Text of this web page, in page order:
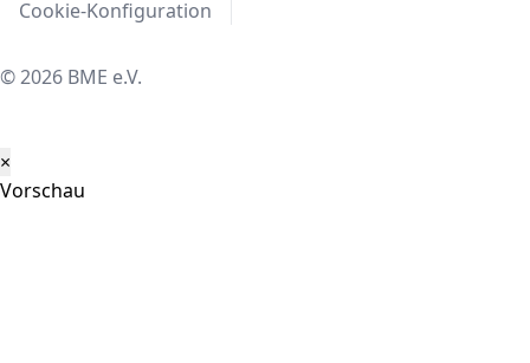
Cookie-Konfiguration
© 2026 BME e.V.
×
Vorschau